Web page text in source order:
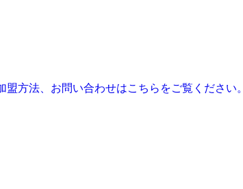
方法、お問い合わせはこちらをご覧ください。